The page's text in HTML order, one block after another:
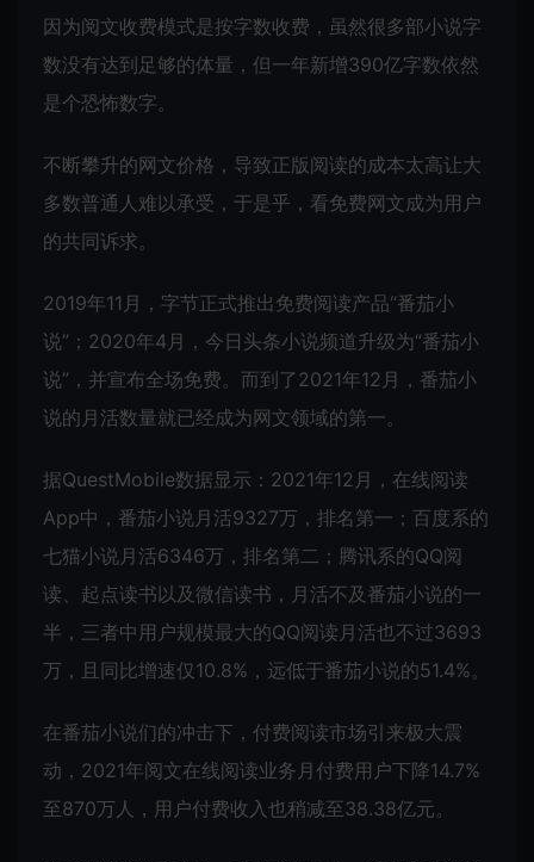
因为阅文收费模式是按字数收费，虽然很多部小说字
数没有达到足够的体量，但一年新增390亿字数依然
是个恐怖数字。
不断攀升的网文价格，导致正版阅读的成本太高让大
多数普通人难以承受，于是乎，看免费网文成为用户
的共同诉求。
2019年11月，字节正式推出免费阅读产品“番茄小
说”；2020年4月，今日头条小说频道升级为“番茄小
说”，并宣布全场免费。而到了2021年12月，番茄小
说的月活数量就已经成为网文领域的第一。
据QuestMobile数据显示：2021年12月，在线阅读
App中，番茄小说月活9327万，排名第一；百度系的
七猫小说月活6346万，排名第二； 腾讯系的QQ阅
读、起点读书以及微信读书，月活不及番茄小说的一
半，三者中用户规模最大的QQ阅读月活也不过3693
万，且同比增速仅10.8%，远低于番茄小说的51.4%。
在番茄小说们的冲击下，付费阅读市场引来极大震
动，2021年阅文在线阅读业务月付费用户下降14.7%
至870万人，用户付费收入也稍减至38.38亿元。